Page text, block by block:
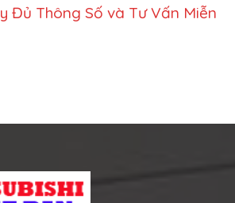
Đủ Thông Số và Tư Vấn Miễn